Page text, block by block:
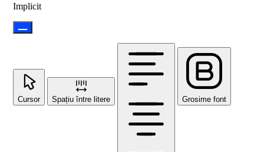
Implicit
Cursor Spațiu între litere Grosime font